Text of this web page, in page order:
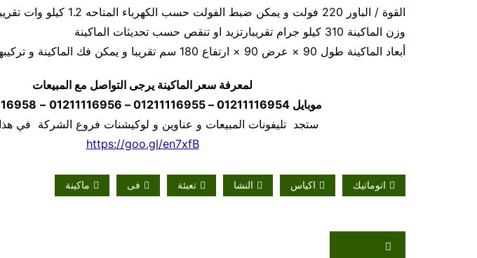
القوة / الباور 220 فولت و يمكن ضبط الفولت حسب الكهرباء المتاحه 1.2 كيلو وات تقريبا
وزن الماكينة 310 كيلو جرام تقريبارتزيد او تنقص حسب تحديثات الماكينة
أبعاد الماكينة طول 90 × عرض 90 × ارتفاع 180 سم تقريبا و يمكن فك الماكينة و تركيبها في اي مكان
لمعرفة سعر الماكينة يرجى التواصل مع المبيعات
موبايل01211116954 – 01211116955 – 01211116956
–
ستجد تليفونات المبيعات و عناوين و لوكيشنات فروع الشركة في هذا
https://goo.gl/en7xfB
اتوماتيك اكياس النشا تعبئة فى ماكينة
تصفّح